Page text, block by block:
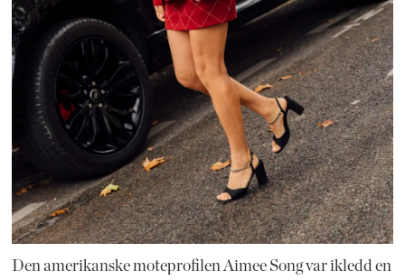
Den amerikanske moteprofilen Aimee Song var ikledd en